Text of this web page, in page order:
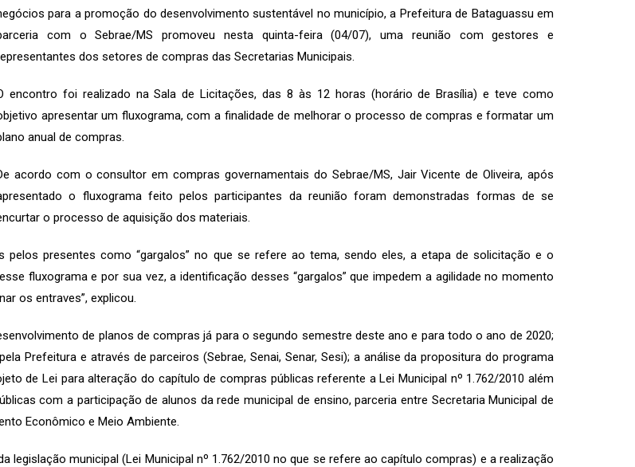
para a promoção do desenvolvimento sustentável no município, a Prefeitura de Bataguassu em
com o Sebrae/MS promoveu nesta quinta-feira (04/07), uma reunião com gestores e
dos setores de compras das Secretarias Municipais.
encontro foi realizado na Sala de Licitações, das 8 às 12 horas (horário de Brasília) e teve como
apresentar um fluxograma, com a finalidade de melhorar o processo de compras e formatar um
anual de compras.
acordo com o consultor em compras governamentais do Sebrae/MS, Jair Vicente de Oliveira, após
o fluxograma feito pelos participantes da reunião foram demonstradas formas de se
o processo de aquisição dos materiais.
presentes como “gargalos” no que se refere ao tema, sendo eles, a etapa de solicitação e o
fluxograma e por sua vez, a identificação desses “gargalos” que impedem a agilidade no momento
os entraves”, explicou.
de planos de compras já para o segundo semestre deste ano e para todo o ano de 2020;
Prefeitura e através de parceiros (Sebrae, Senai, Senar, Sesi); a análise da propositura do programa
de Lei para alteração do capítulo de compras públicas referente a Lei Municipal nº 1.762/2010 além
com a participação de alunos da rede municipal de ensino, parceria entre Secretaria Municipal de
Econômico e Meio Ambiente.
legislação municipal (Lei Municipal nº 1.762/2010 no que se refere ao capítulo compras) e a realização